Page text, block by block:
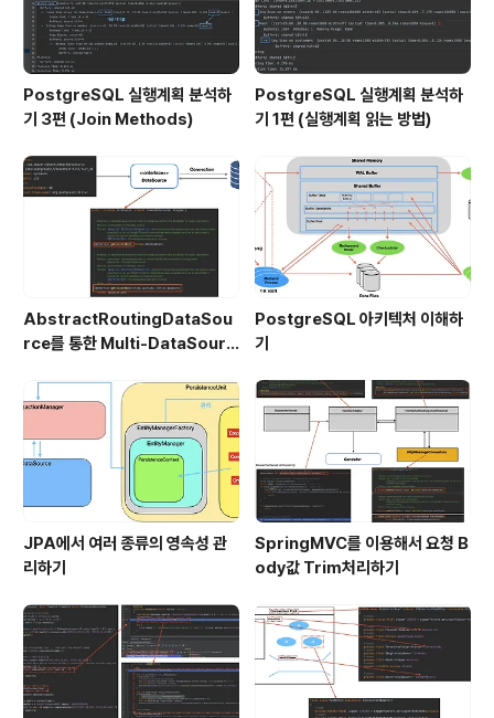
PostgreSQL 실행계획 분석하
기 3편 (Join Methods)
PostgreSQL 실행계획 분석하
기 1편 (실행계획 읽는 방법)
AbstractRoutingDataSou
rce를 통한 Multi-DataSourc
PostgreSQL 아키텍처 이해하
기
JPA에서 여러 종류의 영속성 관
리하기
SpringMVC를 이용해서 요청 B
ody값 Trim처리하기